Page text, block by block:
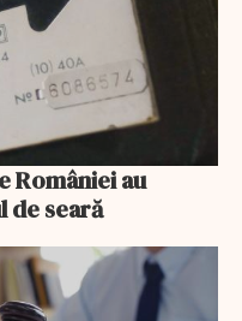
României au
de seară